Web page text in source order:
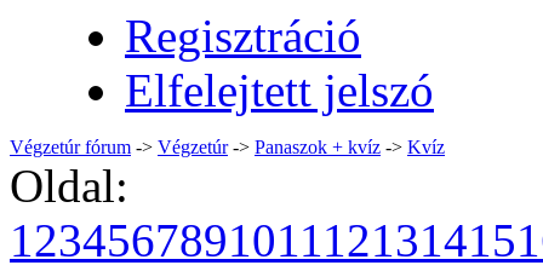
Regisztráció
Elfelejtett jelszó
Végzetúr fórum -> Végzetúr-> Panaszok + kvíz -> Kvíz
Oldal:
123456789101112131415